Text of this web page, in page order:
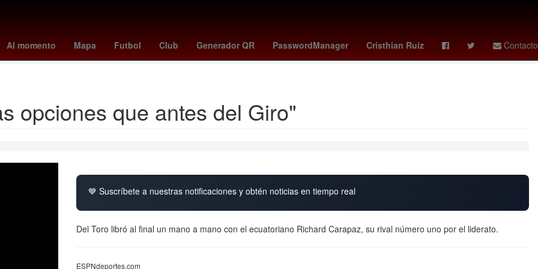
Al momento Mapa Futbol Club Generador QR PasswordManager Cristhian Ruiz Contacto
Primera División de México Carson Wentz Gobierno Facultad de Ciencias Políticas y Sociales UAQ obsession
Chelsea
opciones que antes del Giro"
💙 Suscríbete a nuestras notificaciones y obtén noticias en tiempo real
Del Toro libró al final un mano a mano con el ecuatoriano Richard Carapaz, su rival número uno por el liderato.
ESPNdeportes.com